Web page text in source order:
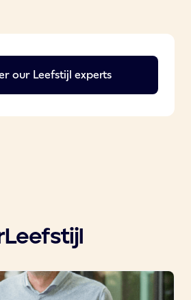
our Leefstijl experts
Leefstijl